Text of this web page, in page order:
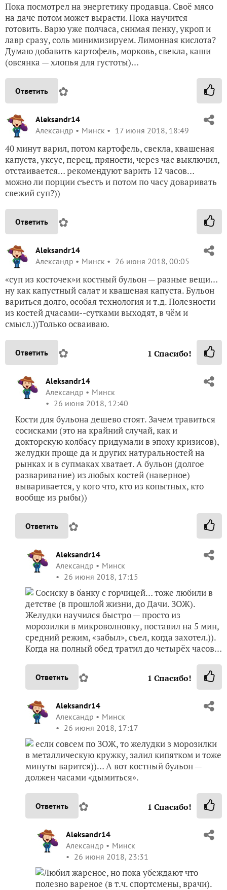
Пока посмотрел на энергетику продавца. Своё мясо
на даче потом может вырасти. Пока научится
готовить. Варю уже полчаса, снимая пенку, укроп и
лавр сразу, соль минимизируем. Лимонная кислота?
Думаю добавить картофель, морковь, свекла, каши
(овсянка — хлопья для густоты)…
Ответить ✿
Aleksandr14
Александр
Минск 17 июня 2018, 18:49
40 минут варил, потом картофель, свекла, квашеная
капуста, уксус, перец, пряности, через час выключил,
отстаивается… рекомендуют варить 12 часов…
можно ли порции съесть и потом по часу доваривать
свежий суп?))
Ответить ✿
Aleksandr14
Александр
Минск 26 июня 2018, 00:05
«суп из косточек»и костный бульон — разные вещи…
ну как капустный салат и квашеная капуста. Бульон
вариться долго, особая технология и т.д. Полезности
из костей дчасами--сутками выходят, в чём и
смысл.))Только осваиваю.
Ответить ✿ 1 Спасибо!
Aleksandr14
Александр
Минск
26 июня 2018, 12:40
Кости для бульона дешево стоят. Зачем травиться
сосисками (это на крайний случай, как и
докторскую колбасу придумали в эпоху кризисов),
желудки проще да и других натуральностей на
рынках и в супмаках хватает. А бульон (долгое
разваривание) из любых костей (наверное)
вываривается, у кого что, кто из копытных, кто
вообще из рыбы))
Ответить ✿
Aleksandr14
Александр
Минск
26 июня 2018, 17:15
Сосиску в банку с горчицей… тоже любили в
детстве (в прошлой жизни, до Дачи. ЗОЖ).
Желудки научился быстро — просто из
морозилки в микроволновку, поставил на 5 мин,
средний режим, «забыл», съел, когда захотел.)).
Когда на полный обед тратил до четырёх часов…
Ответить ✿ 1 Спасибо!
Aleksandr14
Александр
Минск
26 июня 2018, 17:17
если совсем по ЗОЖ, то желудки з морозилки
в металлическую кружку, залил кипятком и тоже
минуты варится))… А вот костный бульон —
должен часами «дымиться».
Ответить ✿ 1 Спасибо!
Aleksandr14
Александр
Минск
26 июня 2018, 23:31
Любил жареное, но пока убеждают что
полезно вареное (в т.ч. спортсмены, врачи).